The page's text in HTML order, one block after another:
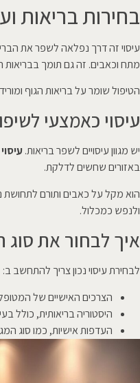
בחירות בריאות
עיסוי זה דרך נפלאה לשפר את
מתח וכאבים. זה גם תומך בבריאות
הטיפול שומר על בריאות הגוף
עיסוי כאמצעי
יש מגוון עיסויים לשפר בריאות.
באזורים שחשים לדלקת.
הוא מקל על כאבים ותורם לתחושת
ולנפש כמכלול.
איך לבחור את סוג
לבחירת עיסוי נכון צריך להתחשב ב:
הצרכים האישיים של
היסטוריה בריאותית, כולל
העדפות אישיות, כמו סוג